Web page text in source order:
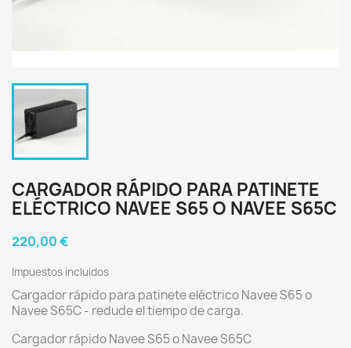
CARGADOR RÁPIDO PARA PATINETE
ELÉCTRICO NAVEE S65 O NAVEE S65C
220,00 €
Impuestos incluidos
Cargador rápido para patinete eléctrico Navee S65 o
Navee S65C - redude el tiempo de carga.
Cargador rápido Navee S65 o Navee S65C